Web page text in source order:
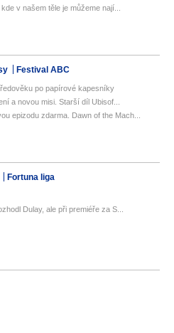
v našem těle je můžeme nají...
Festival ABC
po papírové kapesníky
a novou misi. Starší díl Ubisof...
epizodu zdarma. Dawn of the Mach...
Fortuna liga
Dulay, ale při premiéře za S...